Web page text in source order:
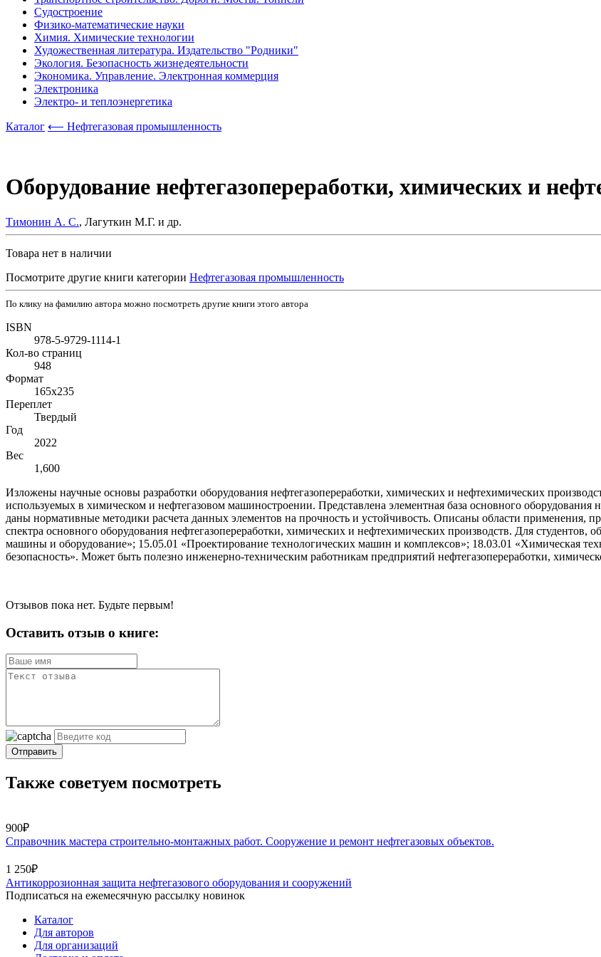
Судостроение
Физико-математические науки
Химия. Химические технологии
Художественная литература. Издательство "Родники"
Экология. Безопасность жизнедеятельности
Экономика. Управление. Электронная коммерция
Электроника
Электро- и теплоэнергетика
Каталог ⟵ Нефтегазовая промышленность
Оборудование нефтегазопереработки, химических и
Тимонин А. С., Лагуткин М.Г. и др.
Товара нет в наличии
Посмотрите другие книги категории Нефтегазовая промышленность
По клику на фамилию автора можно посмотреть другие книги этого автора
ISBN
978-5-9729-1114-1
Кол-во страниц
948
Формат
165х235
Переплет
Твердый
Год
2022
Вес
1,600
Изложены научные основы разработки оборудования нефтегазопереработки, химических и нефтехимических
используемых в химическом и нефтегазовом машиностроении. Представлена элементная база основного оборудования
даны нормативные методики расчета данных элементов на прочность и устойчивость. Описаны области применения,
спектра основного оборудования нефтегазопереработки, химических и нефтехимических производств. Для
машины и оборудование»; 15.05.01 «Проектирование технологических машин и комплексов»; 18.03.01 «Химическая
безопасность». Может быть полезно инженерно-техническим работникам предприятий нефтегазопереработки,
Отзывов пока нет. Будьте первым!
Оставить отзыв о книге:
Отправить
Также советуем посмотреть
900₽
Справочник мастера строительно-монтажных работ. Сооружение и ремонт нефтегазовых объектов.
1 250₽
Антикоррозионная защита нефтегазового оборудования и сооружений
Подписаться на ежемесячную рассылку новинок
Каталог
Для авторов
Для организаций